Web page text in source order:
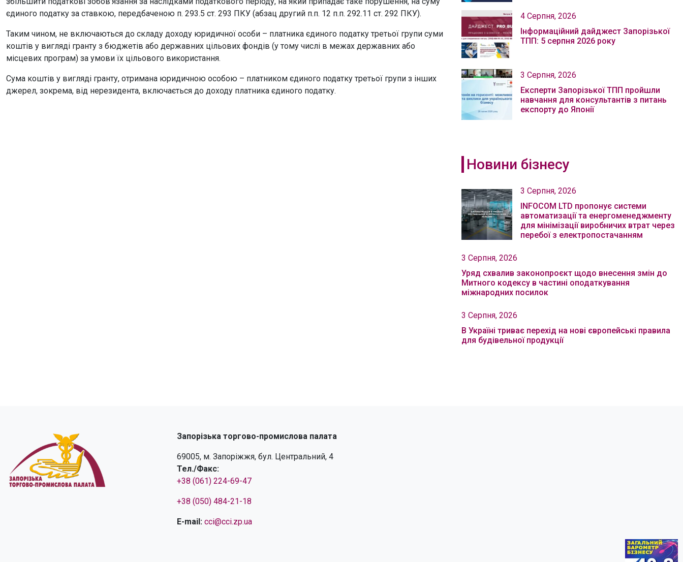
єдиного податку за ставкою, передбаченою п. 293.5 ст. 293 ПКУ (абзац другий п.п. 12 п.п. 292.11 ст. 292 ПКУ).
Таким чином, не включаються до складу доходу юридичної особи – платника єдиного податку третьої групи суми
коштів у вигляді гранту з бюджетів або державних цільових фондів (у тому числі в межах державних або
місцевих програм) за умови їх цільового використання.
Сума коштів у вигляді гранту, отримана юридичною особою – платником єдиного податку третьої групи з інших
джерел, зокрема, від нерезидента, включається до доходу платника єдиного податку.
4 Серпня, 2026
Інформаційний дайджест Запорізької
ТПП: 5 серпня 2026 року
3 Серпня, 2026
Експерти Запорізької ТПП пройшли
навчання для консультантів з питань
експорту до Японії
Новини бізнесу
3 Серпня, 2026
INFOCOM LTD пропонує системи
автоматизації та енергоменеджменту
для мінімізації виробничих втрат через
перебої з електропостачанням
3 Серпня, 2026
Уряд схвалив законопроєкт щодо внесення змін до
Митного кодексу в частині оподаткування
міжнародних посилок
3 Серпня, 2026
В Україні триває перехід на нові європейські правила
для будівельної продукції
Запорізька торгово-промислова палата
69005, м. Запоріжжя, бул. Центральний, 4
Тел./Факс:
+38 (061) 224-69-47
+38 (050) 484-21-18
E-mail: cci@cci.zp.ua